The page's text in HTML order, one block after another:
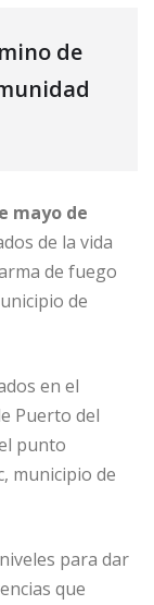
de
mayo de
de la vida
de fuego
de
en el
Puerto del
punto
municipio de
para dar
que